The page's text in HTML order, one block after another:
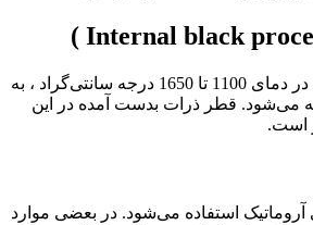
در این روش گاز طبیعی در دمای 1100 تا 1650 درجه سانتی‌گراد ، به
می‌شود. قطر ذرات بدست آمده در این
آروماتیک استفاده می‌شود. در بعضی موارد